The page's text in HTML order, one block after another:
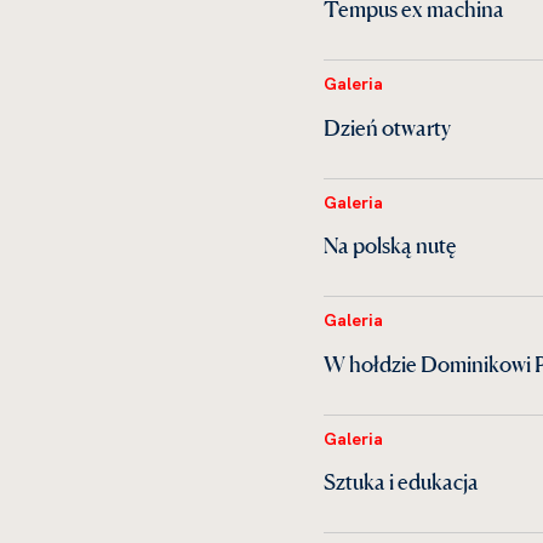
Tempus ex machina
Galeria
Dzień otwarty
Galeria
Na polską nutę
Galeria
W hołdzie Dominikowi
Galeria
Sztuka i edukacja